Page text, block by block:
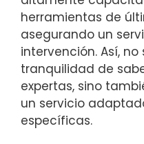
herramientas de
asegurando un
intervención. Así,
tranquilidad de
expertas, sino
un servicio
específicas.